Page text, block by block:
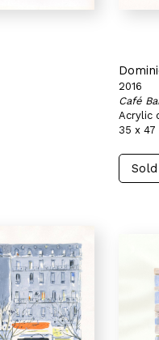
2016
Café
Acrylic
35 x 47
Sold